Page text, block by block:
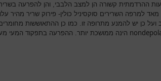
ההרדמתית קשורה הן למצב הלבבי, והן להפרעה
מאד למרפה השרירים סוקסיניל כולין- פירוק שריר מהיר
ועל כן יש להמנע מתרופה זו. כמו כן ההתאוששות
הינה ממושכת יותר. ההפרעה בתפקוד המעי